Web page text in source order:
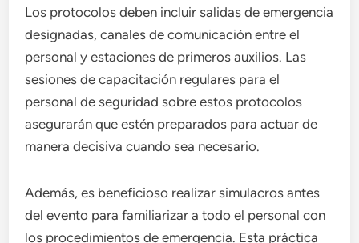
Los protocolos deben incluir salidas de emergencia
designadas, canales de comunicación entre el
personal y estaciones de primeros auxilios. Las
sesiones de capacitación regulares para el
personal de seguridad sobre estos protocolos
asegurarán que estén preparados para actuar de
manera decisiva cuando sea necesario.
Además, es beneficioso realizar simulacros antes
del evento para familiarizar a todo el personal con
los procedimientos de emergencia. Esta práctica